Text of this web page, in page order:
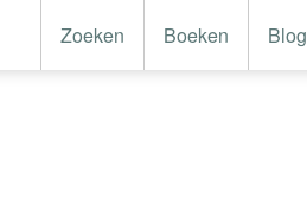
Zoeken Boeken Blog